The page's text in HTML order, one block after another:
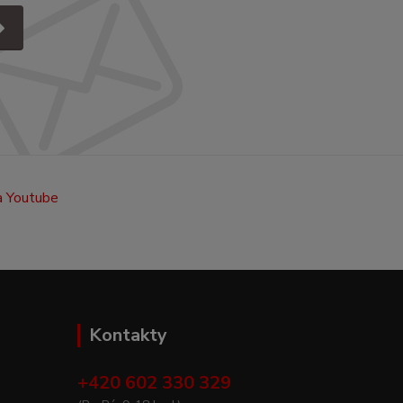
Kontakty
+420 602 330 329